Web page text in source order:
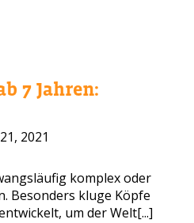
7 Jahren:
2021
komplex oder
Besonders kluge Köpfe
um der Welt[...]